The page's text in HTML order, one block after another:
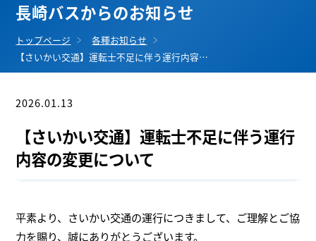
長崎バスからのお知らせ
トップページ
各種お知らせ
【さいかい交通】運転士不足に伴う運行内容…
2026.01.13
【さいかい交通】運転士不足に伴う運行
内容の変更について
平素より、さいかい交通の運行につきまして、ご理解とご協
力を賜り、誠にありがとうございます。